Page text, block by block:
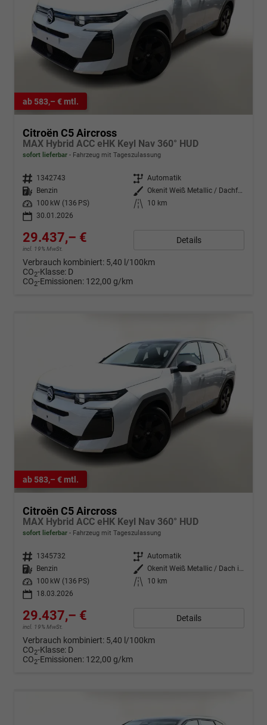
ab 583,– € mtl.
Citroën C5 Aircross
MAX Hybrid ACC eHK Keyl Nav 360° HUD
sofort lieferbar Fahrzeug mit Tageszulassung
Fahrzeugnr. 1342743 Getriebe Automatik
Kraftstoff
Benzin Außenfarbe
Okenit Weiß Metallic / Dachfarbe
Leistung
100 kW (136 PS) Kilometerstand
10 km
30.01.2026
29.437,– €
incl. 19% MwSt.
Details
Verbrauch kombiniert: 5,40 l/100km
CO2-Klasse: D
CO2-Emissionen: 122,00 g/km
ab 583,– € mtl.
Citroën C5 Aircross
MAX Hybrid ACC eHK Keyl Nav 360° HUD
sofort lieferbar Fahrzeug mit Tageszulassung
Fahrzeugnr. 1345732 Getriebe Automatik
Kraftstoff
Benzin Außenfarbe
Okenit Weiß Metallic / Dach in S
Leistung
100 kW (136 PS) Kilometerstand
10 km
18.03.2026
29.437,– €
incl. 19% MwSt.
Details
Verbrauch kombiniert: 5,40 l/100km
CO2-Klasse: D
CO2-Emissionen: 122,00 g/km